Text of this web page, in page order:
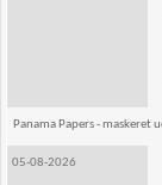
Panama Papers -
05-08-2026